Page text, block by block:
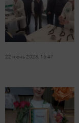
22 июнь 2023, 15:47